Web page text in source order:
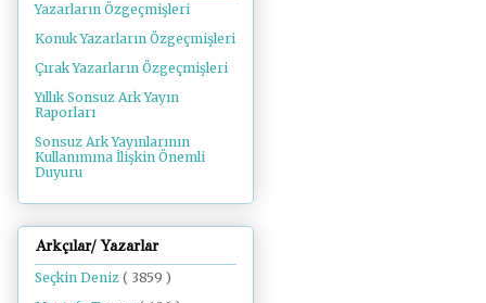
Yazarların Özgeçmişleri
Konuk Yazarların Özgeçmişleri
Çırak Yazarların Özgeçmişleri
Yıllık Sonsuz Ark Yayın
Raporları
Sonsuz Ark Yayınlarının
Kullanımına İlişkin Önemli
Duyuru
Arkçılar/ Yazarlar
Seçkin Deniz ( 3859 )